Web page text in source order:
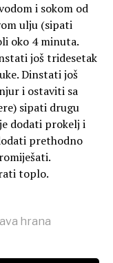
i sokom od
ulju (sipati
oko 4 minuta.
još tridesetak
Dinstati još
i ostaviti sa
sipati drugu
dodati prokelj i
prethodno
toplo.
hrana